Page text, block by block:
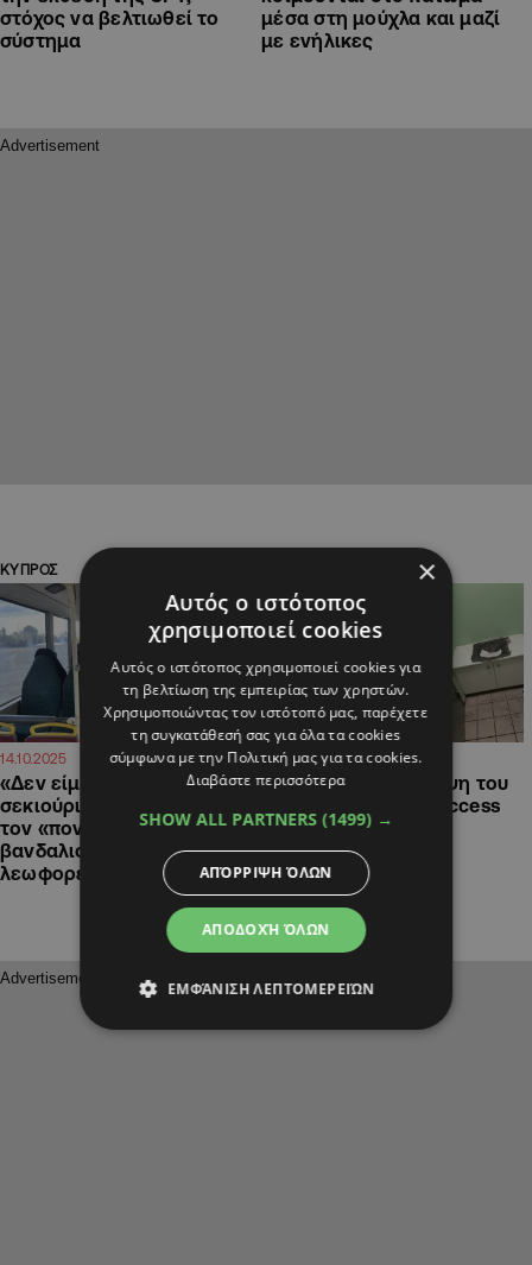
στόχος να βελτιωθεί το
σύστημα
μέσα στη μούχλα και μαζί
με ενήλικες
ΚΥΠΡΟΣ
14.10.2025 16:07
«Δεν είμαστε εταιρεία
σεκιούριτι»: Δυσφορία για
τον «πονοκέφαλο» των
βανδαλισμών σε σχολικά
λεωφορεία
20.05.2025 09:08
Μενόγεια: Η άλλη όψη του
νομίσματος στο «success
story» του
μεταναστευτικού
×
Αυτός ο ιστότοπος
χρησιμοποιεί cookies
Αυτός ο ιστότοπος χρησιμοποιεί cookies για
τη βελτίωση της εμπειρίας των χρηστών.
Χρησιμοποιώντας τον ιστότοπό μας, παρέχετε
τη συγκατάθεσή σας για όλα τα cookies
σύμφωνα με την Πολιτική μας για τα cookies.
Διαβάστε περισσότερα
SHOW ALL PARTNERS (1499) →
ΑΠΟΔΟΧΉ ΌΛΩΝ
ΑΠΌΡΡΙΨΗ ΌΛΩΝ
ΕΜΦΆΝΙΣΗ ΛΕΠΤΟΜΕΡΕΙΏΝ